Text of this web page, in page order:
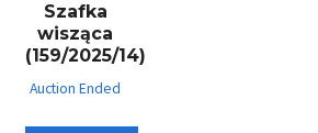
Szafka
wisząca
(159/2025/14)
Auction Ended